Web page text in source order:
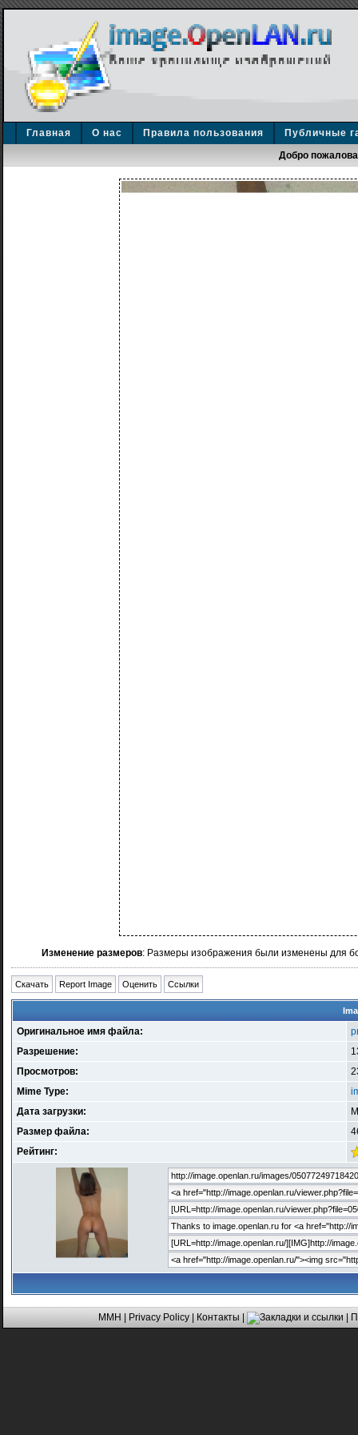
Главная О нас Правила пользования
Публичные
Добро
Изменение размеров: Размеры изображения были изменены для
Скачать Report Image Оценить Ссылки
Оригинальное имя файла:
Разрешение:
Просмотров:
Mime Type:
Дата загрузки:
Размер файла:
Рейтинг:
MMH | Privacy Policy| Контакты | |